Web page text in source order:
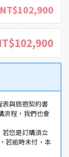
NT$102,900
表與旅遊契約書
流程，我們也會
若您是訂購須立
若逾時未付，本